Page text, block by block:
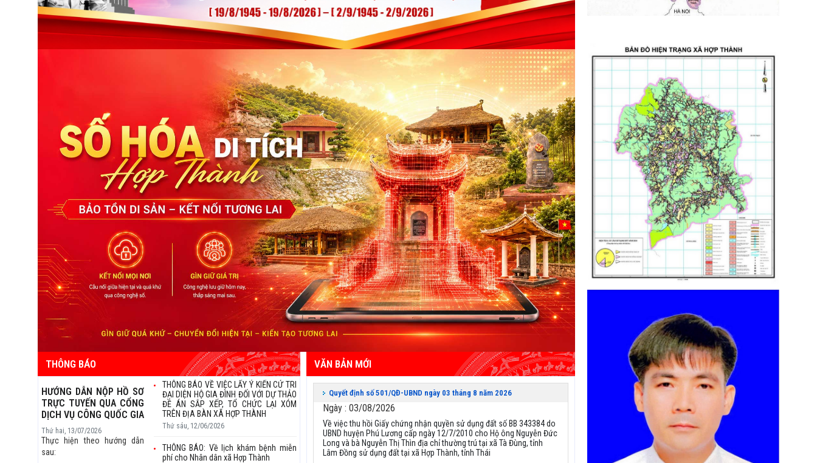
THÔNG BÁO
HƯỚNG DẪN NỘP HỒ SƠ
TRỰC TUYẾN QUA CỔNG
DỊCH VỤ CÔNG QUỐC GIA
Thực hiện theo hướng dẫn
sau:
Thứ hai, 13/07/2026
THÔNG BÁO VỀ VIỆC LẤY Ý KIẾN CỬ TRI
ĐẠI DIỆN HỘ GIA ĐÌNH ĐỐI VỚI DỰ THẢO
ĐỀ ÁN SẮP XẾP, TỔ CHỨC LẠI XÓM
TRÊN ĐỊA BÀN XÃ HỢP THÀNH
Thứ sáu, 12/06/2026
THÔNG BÁO: Về lịch khám bệnh miễn
phí cho Nhân dân xã Hợp Thành
VĂN BẢN MỚI
Quyết định số 501/QĐ-UBND ngày 03 tháng 8 năm 2026
Ngày : 03/08/2026
Về việc thu hồi Giấy chứng nhận quyền sử dụng đất số BB 343384 do
UBND huyện Phú Lương cấp ngày 12/7/2010 cho Hộ ông Nguyễn Đức
Long và bà Nguyễn Thị Thìn địa chỉ thường trú tại xã Tà Đùng, tỉnh
Lâm Đồng sử dụng đất tại xã Hợp Thành, tỉnh Thái